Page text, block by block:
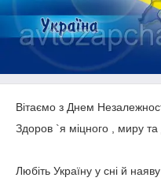
Вітаємо з Днем
Здоров `я міцного , миру
Любіть Україну у сні й наяву